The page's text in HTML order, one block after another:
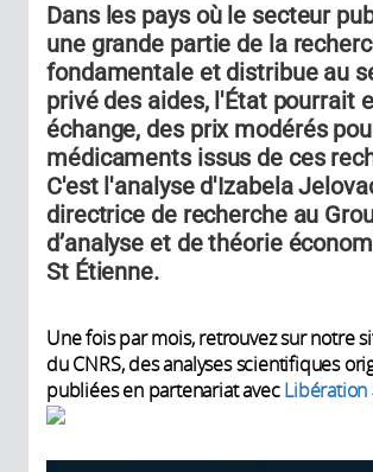
Dans les pays où le secteur
une grande partie de la
fondamentale et distribue au
privé des aides, l'État pourrait
échange, des prix modérés
médicaments issus de ces
C'est l'analyse d'Izabela
directrice de recherche au
d’analyse et de théorie
St Étienne.
Une fois par mois, retrouvez sur notre
du CNRS, des analyses scientifiques
publiées en partenariat avecLibération